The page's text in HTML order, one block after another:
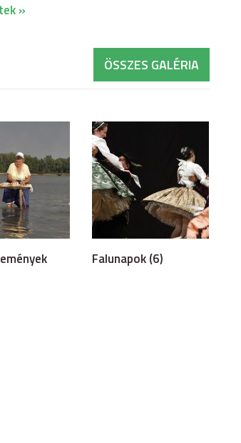
»
ÖSSZES GALÉRIA
Falunapok (6)